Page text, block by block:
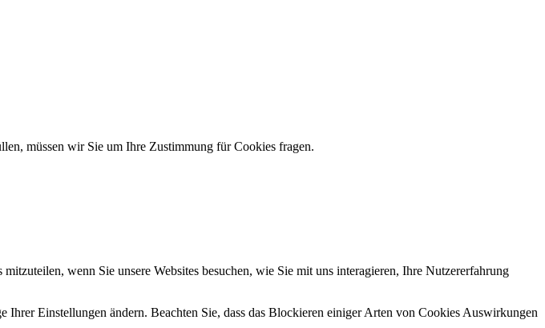
müssen wir Sie um Ihre Zustimmung für Cookies fragen.
wenn Sie unsere Websites besuchen, wie Sie mit uns interagieren, Ihre Nutzererfahrung
Einstellungen ändern. Beachten Sie, dass das Blockieren einiger Arten von Cookies Auswirkungen